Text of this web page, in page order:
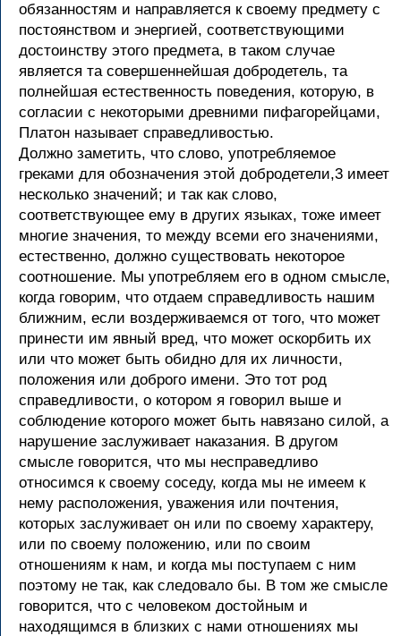
обязанностям и направляется к своему предмету с
постоянством и энергией, соответствующими
достоинству этого предмета, в таком случае
является та совершеннейшая добродетель, та
полнейшая естественность поведения, которую, в
согласии с некоторыми древними пифагорейцами,
Платон называет справедливостью.
Должно заметить, что слово, употребляемое
греками для обозначения этой добродетели,3 имеет
несколько значений; и так как слово,
соответствующее ему в других языках, тоже имеет
многие значения, то между всеми его значениями,
естественно, должно существовать некоторое
соотношение. Мы употребляем его в одном смысле,
когда говорим, что отдаем справедливость нашим
ближним, если воздерживаемся от того, что может
принести им явный вред, что может оскорбить их
или что может быть обидно для их личности,
положения или доброго имени. Это тот род
справедливости, о котором я говорил выше и
соблюдение которого может быть навязано силой, а
нарушение заслуживает наказания. В другом
смысле говорится, что мы несправедливо
относимся к своему соседу, когда мы не имеем к
нему расположения, уважения или почтения,
которых заслуживает он или по своему характеру,
или по своему положению, или по своим
отношениям к нам, и когда мы поступаем с ним
поэтому не так, как следовало бы. В том же смысле
говорится, что с человеком достойным и
находящимся в близких с нами отношениях мы